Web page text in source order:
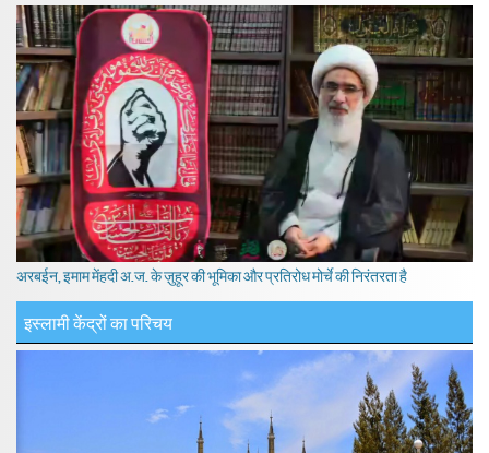
अरबईन, इमाम मेंहदी अ.ज. के ज़ुहूर की भूमिका और प्रतिरोध मोर्चे की निरंतरता है
इस्लामी केंद्रों का परिचय